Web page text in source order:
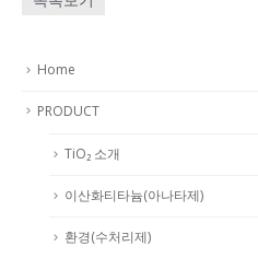
Home
PRODUCT
TiO₂ 소개
이산화티타늄(아나타제)
환경(수처리제)